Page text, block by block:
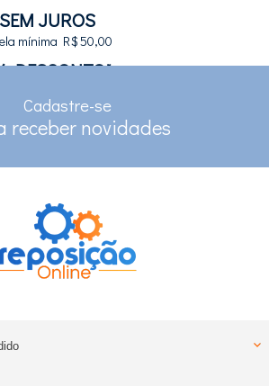
JUROS
mínima R$ 50,00
DESCONTO*
Cadastre-se
receber novidades